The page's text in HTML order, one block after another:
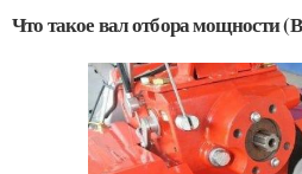
Что такое вал отбора мощности